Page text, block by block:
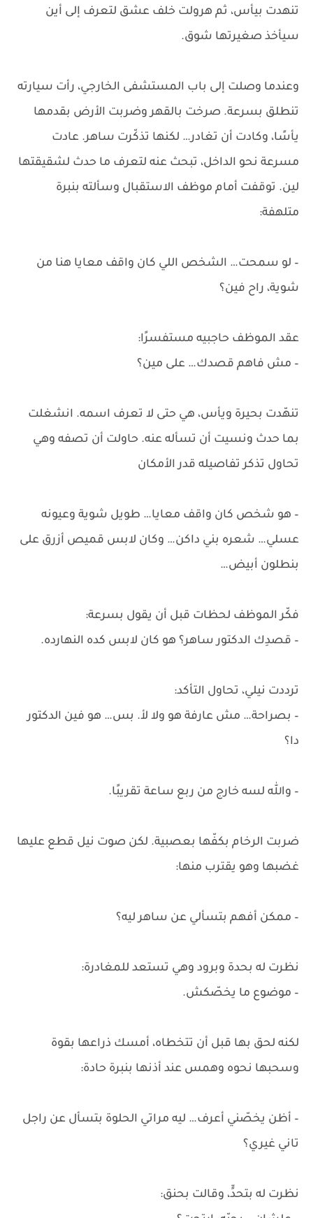
تنهدت بيأس، ثم هرولت خلف عشق لتعرف إلى أين
سيأخذ صغيرتها شوق.
وعندما وصلت إلى باب المستشفى الخارجي، رأت سيارته
تنطلق بسرعة. صرخت بالقهر وضربت الأرض بقدمها
يأسًا، وكادت أن تغادر… لكنها تذكّرت ساهر. عادت
مسرعة نحو الداخل، تبحث عنه لتعرف ما حدث لشقيقتها
لين. توقفت أمام موظف الاستقبال وسألته بنبرة
متلهفة:
– لو سمحت… الشخص اللي كان واقف معايا هنا من
شوية، راح فين؟
عقد الموظف حاجبيه مستفسرًا:
– مش فاهم قصدك… على مين؟
تنهّدت بحيرة ويأس، هي حتى لا تعرف اسمه. انشغلت
بما حدث ونسيت أن تسأله عنه. حاولت أن تصفه وهي
تحاول تذكر تفاصيله قدر الأمكان
– هو شخص كان واقف معايا… طويل شوية وعيونه
عسلي… شعره بني داكن… وكان لابس قميص أزرق على
بنطلون أبيض…
فكّر الموظف لحظات قبل أن يقول بسرعة:
– قصدِك الدكتور ساهر؟ هو كان لابس كده النهارده.
ترددت نيلي، تحاول التأكد:
– بصراحة… مش عارفة هو ولا لأ. بس… هو فين الدكتور
دا؟
– والله لسه خارج من ربع ساعة تقريبًا.
ضربت الرخام بكفّها بعصبية. لكن صوت نيل قطع عليها
غضبها وهو يقترب منها:
– ممكن أفهم بتسألي عن ساهر ليه؟
نظرت له بحدة وبرود وهي تستعد للمغادرة:
– موضوع ما يخصّكش.
لكنه لحق بها قبل أن تتخطاه، أمسك ذراعها بقوة
وسحبها نحوه وهمس عند أذنها بنبرة حادة:
– أظن يخصّني أعرف… ليه مراتي الحلوة بتسأل عن راجل
تاني غيري؟
نظرت له بتحدٍّ، وقالت بحنق: